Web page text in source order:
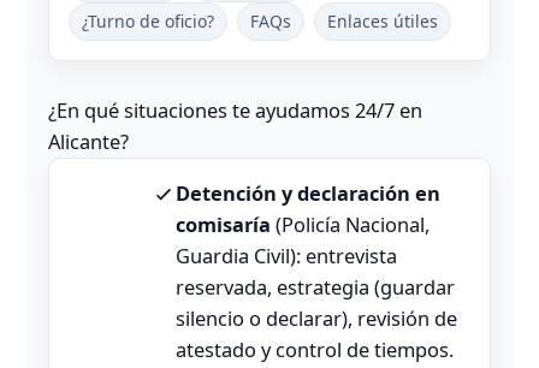
¿Turno de oficio?
FAQs Enlaces útiles
¿En qué situaciones te ayudamos 24/7 en
Alicante?
Detención y declaración en
comisaría (Policía Nacional,
Guardia Civil): entrevista
reservada, estrategia (guardar
silencio o declarar), revisión de
atestado y control de tiempos.